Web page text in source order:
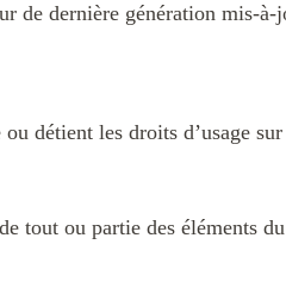
de dernière génération mis-à-
détient les droits d’usage
tout ou partie des éléments